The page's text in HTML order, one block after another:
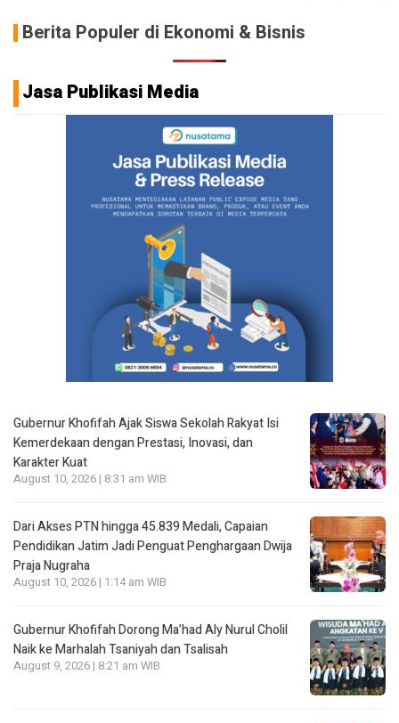
Berita Populer di Ekonomi & Bisnis
Jasa Publikasi Media
Gubernur Khofifah Ajak Siswa Sekolah Rakyat Isi
Kemerdekaan dengan Prestasi, Inovasi, dan
Karakter Kuat
August 10, 2026 | 8:31 am WIB
Dari Akses PTN hingga 45.839 Medali, Capaian
Pendidikan Jatim Jadi Penguat Penghargaan Dwija
Praja Nugraha
August 10, 2026 | 1:14 am WIB
Gubernur Khofifah Dorong Ma’had Aly Nurul Cholil
Naik ke Marhalah Tsaniyah dan Tsalisah
August 9, 2026 | 8:21 am WIB